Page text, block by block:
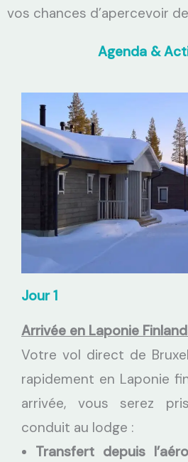
vos chances d’apercevoir
Agenda &
Jour 1
Arrivée en Laponie
Votre vol direct de
rapidement en Laponie
arrivée, vous serez
conduit au lodge :
Transfert depuis